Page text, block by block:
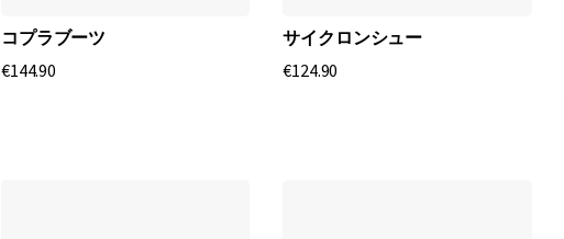
コプラブーツ
€144.90
サイクロンシュー
€124.90